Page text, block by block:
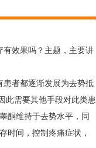
效果吗？主题，主要讲
者都逐渐发展为去势抵
此需要其他手段对此类患
酮维持于去势水平，同
时间，控制疼痛症状，